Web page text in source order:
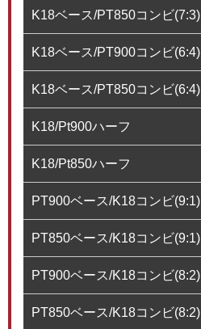
K18ベース/PT850コンビ(7:3)
K18ベース/PT900コンビ(6:4)
K18ベース/PT850コンビ(6:4)
K18/Pt900ハーフ
K18/Pt850ハーフ
PT900ベース/K18コンビ(9:1)
PT850ベース/K18コンビ(9:1)
PT900ベース/K18コンビ(8:2)
PT850ベース/K18コンビ(8:2)